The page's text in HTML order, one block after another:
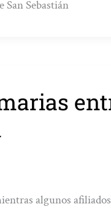
Sebastián
algunos